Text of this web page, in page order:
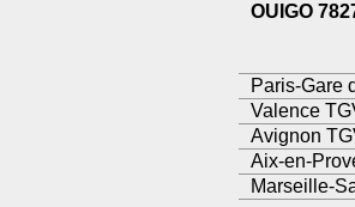
OUIGO
Paris-Gare
Valence
Avignon
Aix-en-
Marseille-